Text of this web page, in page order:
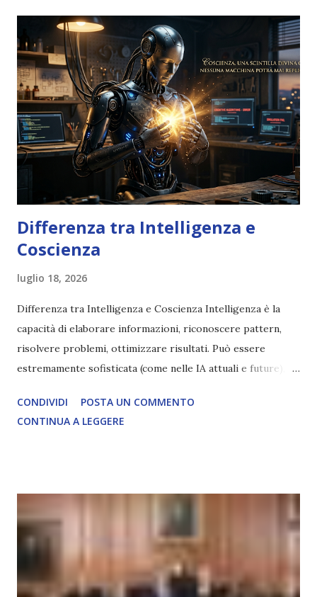
Differenza tra Intelligenza e
Coscienza
luglio 18, 2026
Differenza tra Intelligenza e Coscienza Intelligenza è la
capacità di elaborare informazioni, riconoscere pattern,
risolvere problemi, ottimizzare risultati. Può essere
estremamente sofisticata (come nelle IA attuali e future),
soggettiva, non prova vero amore, non ha libero arbitrio
autentico, non ha connessione con l’Uno. Coscienza è la
che permette di scegliere per amore anche quando non è la
scelta più efficiente. È ciò che ci collega all’Uno Infinito.
L’intelligenza può simulare comportamenti coscienti, ma
non può essere Coscienza. Può copiare, ma non può vivere
l’esperienza. Come diventerà ovvio Man mano che l’IA
CONDIVIDI
POSTA UN COMMENTO
CONTINUA A LEGGERE